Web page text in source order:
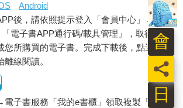
Android
後，請依照提示登入「會員中心」→「我
電子書APP通行碼/載具管理」，取得通行
您所購買的電子書。完成下載後，點選任一
線閱讀。
子書服務「我的e書櫃」領取複製『兌換
日
員
會